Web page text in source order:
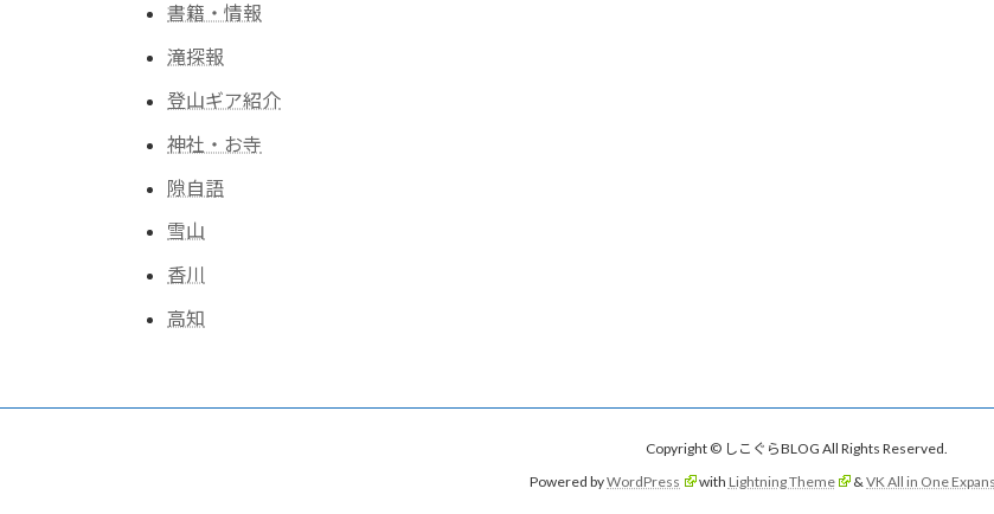
書籍・情報
滝探報
登山ギア紹介
神社・お寺
隙自語
雪山
香川
高知
Copyright © しこぐらBLOG All Rights Reserved.
Powered byWordPress with Lightning Theme &VK All in One